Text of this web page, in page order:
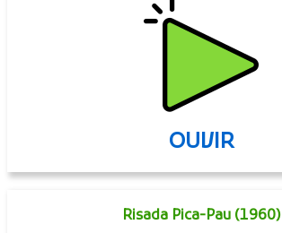
OUVIR
Risada Pica-Pau (1960)